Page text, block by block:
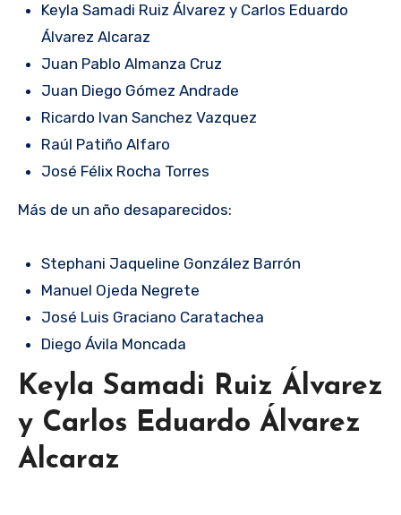
Keyla Samadi Ruiz Álvarez y Carlos Eduardo
Álvarez Alcaraz
Juan Pablo Almanza Cruz
Juan Diego Gómez Andrade
Ricardo Ivan Sanchez Vazquez
Raúl Patiño Alfaro
José Félix Rocha Torres
Más de un año desaparecidos:
Stephani Jaqueline González Barrón
Manuel Ojeda Negrete
José Luis Graciano Caratachea
Diego Ávila Moncada
Keyla Samadi Ruiz Álvarez
y Carlos Eduardo Álvarez
Alcaraz